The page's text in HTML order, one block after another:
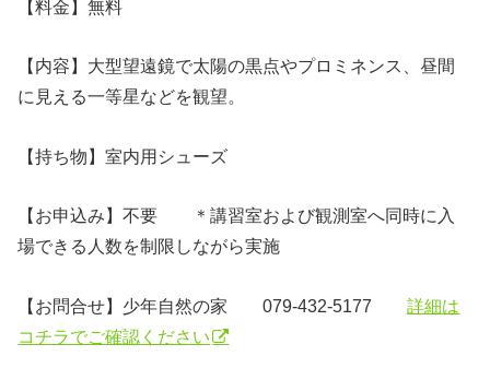
【料金】無料
【内容】大型望遠鏡で太陽の黒点やプロミネンス、昼間
に見える一等星などを観望。
【持ち物】室内用シューズ
【お申込み】不要 ＊講習室および観測室へ同時に入
場できる人数を制限しながら実施
【お問合せ】少年自然の家 079-432-5177詳細は
コチラでご確認ください